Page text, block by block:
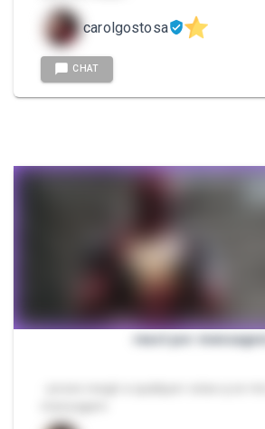
carolgostosa
CHAT
react por mensagem